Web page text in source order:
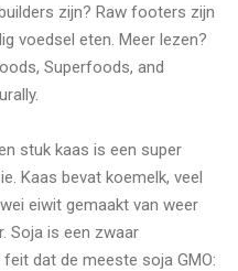
zijn? Raw footers zijn
voedsel eten. Meer lezen?
Superfoods, and
stuk kaas is een super
Kaas bevat koemelk, veel
eiwit gemaakt van weer
Soja is een zwaar
dat de meeste soja GMO: